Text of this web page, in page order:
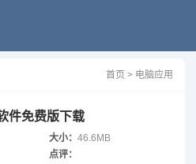
首页 > 电脑应用
件免费版下载
大小：46.6MB
点评：